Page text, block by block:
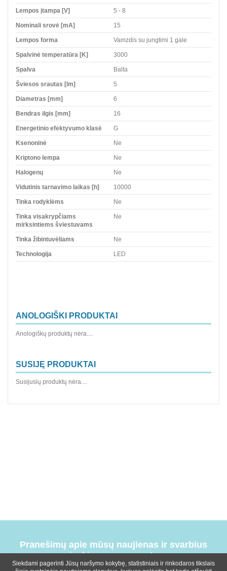
Lempos įtampa [V] 5 - 8
Nominali srovė [mA] 15
Lempos forma Vamzdis su jungtimi 1 gale
Spalvinė temperatūra [K] 3000
Spalva Balta
Šviesos srautas [lm] 5
Diametras [mm] 6
Bendras ilgis [mm] 16
Energetinio efektyvumo klasė G
Ksenoninė Ne
Kriptono lempa Ne
Halogenų Ne
Vidutinis tarnavimo laikas [h] 10000
Tinka rodyklėms Ne
Tinka visakrypčiams
mirksintiems šviestuvams
Ne
Tinka žibintuvėliams Ne
Technologija LED
ANOLOGIŠKI PRODUKTAI
Anologiškų produktų nėra....
SUSIJĘ PRODUKTAI
Susijusių produktų nėra....
Pranešimų apie mūsų naujienas ir svarbius
įvykius prenumerata
Siekdami pagerinti Jūsų naršymo kokybę, statistiniais ir rinkodaros tikslais